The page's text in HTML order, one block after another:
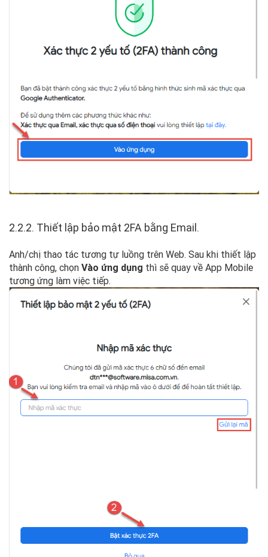
2.2.2. Thiết lập bảo mật 2FA bằng Email.
Anh/chị thao tác tương tự luồng trên Web. Sau khi thiết lập
thành công, chọn Vào ứng dụng thì sẽ quay về App Mobile
tương ứng làm việc tiếp.